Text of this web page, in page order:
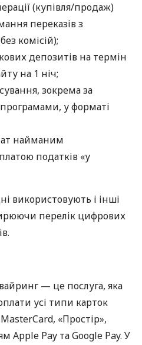
(купівля/продаж)
переказів з
комісій);
депозитів на термін
на 1 ніч;
зокрема за
у форматі
найманим
податків «у
використовують і інші
перелік цифрових
— це послуга, яка
усі типи карток
«Простір»,
Apple Pay та Google Pay. У